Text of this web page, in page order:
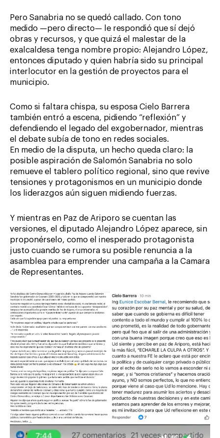
Pero Sanabria no se quedó callado. Con tono
medido —pero directo— le respondió que sí dejó
obras y recursos, y que quizá el malestar de la
exalcaldesa tenga nombre propio: Alejandro López,
entonces diputado y quien habría sido su principal
interlocutor en la gestión de proyectos para el
municipio.
Como si faltara chispa, su esposa Cielo Barrera
también entró a escena, pidiendo “reflexión” y
defendiendo el legado del exgobernador, mientras
el debate subía de tono en redes sociales.
En medio de la disputa, un hecho queda claro: la
posible aspiración de Salomón Sanabria no solo
remueve el tablero político regional, sino que revive
tensiones y protagonismos en un municipio donde
los liderazgos aún siguen midiendo fuerzas.
Y mientras en Paz de Ariporo se cuentan las
versiones, el diputado Alejandro López aparece, sin
proponérselo, como el inesperado protagonista
justo cuando se rumora su posible renuncia a la
asamblea para emprender una campaña a la Camara
de Representantes.